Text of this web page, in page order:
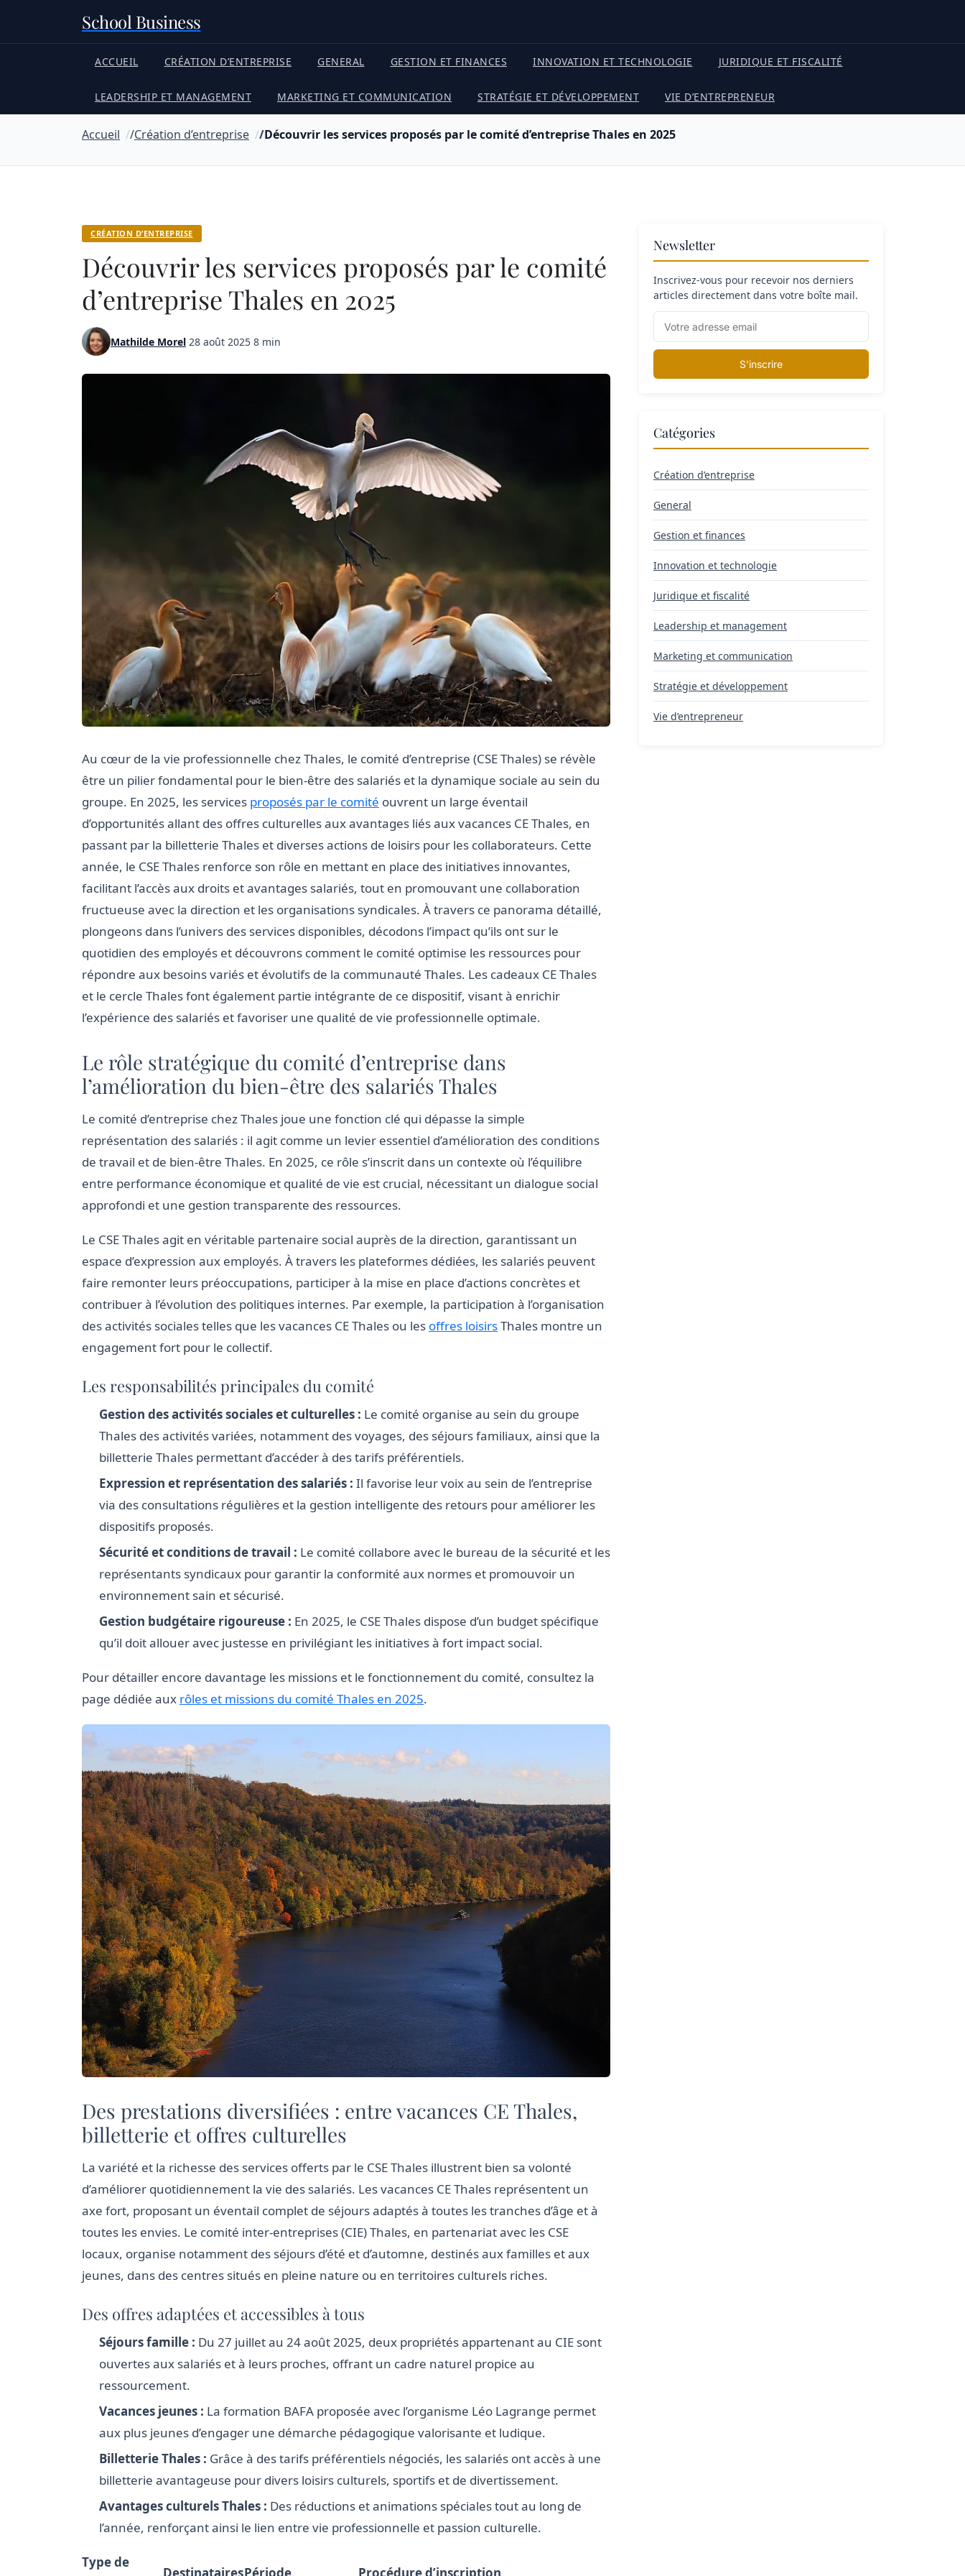
School Business
ACCUEIL CRÉATION D’ENTREPRISE GENERAL GESTION ET FINANCES INNOVATION ET TECHNOLOGIE JURIDIQUE ET FISCALITÉ
LEADERSHIP ET MANAGEMENT MARKETING ET COMMUNICATION STRATÉGIE ET DÉVELOPPEMENT VIE D’ENTREPRENEUR
Accueil Création d’entreprise Découvrir les services proposés par le comité d’entreprise Thales en 2025
CRÉATION D’ENTREPRISE
Découvrir les services proposés par le comité
d’entreprise Thales en 2025
Mathilde Morel 28 août 2025 8 min
Au cœur de la vie professionnelle chez Thales, le comité d’entreprise (CSE Thales) se révèle
être un pilier fondamental pour le bien-être des salariés et la dynamique sociale au sein du
groupe. En 2025, les services proposés par le comité ouvrent un large éventail
d’opportunités allant des offres culturelles aux avantages liés aux vacances CE Thales, en
passant par la billetterie Thales et diverses actions de loisirs pour les collaborateurs. Cette
année, le CSE Thales renforce son rôle en mettant en place des initiatives innovantes,
facilitant l’accès aux droits et avantages salariés, tout en promouvant une collaboration
fructueuse avec la direction et les organisations syndicales. À travers ce panorama détaillé,
plongeons dans l’univers des services disponibles, décodons l’impact qu’ils ont sur le
quotidien des employés et découvrons comment le comité optimise les ressources pour
répondre aux besoins variés et évolutifs de la communauté Thales. Les cadeaux CE Thales
et le cercle Thales font également partie intégrante de ce dispositif, visant à enrichir
l’expérience des salariés et favoriser une qualité de vie professionnelle optimale.
Le rôle stratégique du comité d’entreprise dans
l’amélioration du bien-être des salariés Thales
Le comité d’entreprise chez Thales joue une fonction clé qui dépasse la simple
représentation des salariés : il agit comme un levier essentiel d’amélioration des conditions
de travail et de bien-être Thales. En 2025, ce rôle s’inscrit dans un contexte où l’équilibre
entre performance économique et qualité de vie est crucial, nécessitant un dialogue social
approfondi et une gestion transparente des ressources.
Le CSE Thales agit en véritable partenaire social auprès de la direction, garantissant un
espace d’expression aux employés. À travers les plateformes dédiées, les salariés peuvent
faire remonter leurs préoccupations, participer à la mise en place d’actions concrètes et
contribuer à l’évolution des politiques internes. Par exemple, la participation à l’organisation
des activités sociales telles que les vacances CE Thales ou les offres loisirsThales montre un
engagement fort pour le collectif.
Les responsabilités principales du comité
Gestion des activités sociales et culturelles : Le comité organise au sein du groupe
Thales des activités variées, notamment des voyages, des séjours familiaux, ainsi que la
billetterie Thales permettant d’accéder à des tarifs préférentiels.
Expression et représentation des salariés : Il favorise leur voix au sein de l’entreprise
via des consultations régulières et la gestion intelligente des retours pour améliorer les
dispositifs proposés.
Sécurité et conditions de travail : Le comité collabore avec le bureau de la sécurité et les
représentants syndicaux pour garantir la conformité aux normes et promouvoir un
environnement sain et sécurisé.
Gestion budgétaire rigoureuse : En 2025, le CSE Thales dispose d’un budget spécifique
qu’il doit allouer avec justesse en privilégiant les initiatives à fort impact social.
Pour détailler encore davantage les missions et le fonctionnement du comité, consultez la
page dédiée aux rôles et missions du comité Thales en 2025.
Des prestations diversifiées : entre vacances CE Thales,
billetterie et offres culturelles
La variété et la richesse des services offerts par le CSE Thales illustrent bien sa volonté
d’améliorer quotidiennement la vie des salariés. Les vacances CE Thales représentent un
axe fort, proposant un éventail complet de séjours adaptés à toutes les tranches d’âge et à
toutes les envies. Le comité inter-entreprises (CIE) Thales, en partenariat avec les CSE
locaux, organise notamment des séjours d’été et d’automne, destinés aux familles et aux
jeunes, dans des centres situés en pleine nature ou en territoires culturels riches.
Des offres adaptées et accessibles à tous
Séjours famille : Du 27 juillet au 24 août 2025, deux propriétés appartenant au CIE sont
ouvertes aux salariés et à leurs proches, offrant un cadre naturel propice au
ressourcement.
Vacances jeunes : La formation BAFA proposée avec l’organisme Léo Lagrange permet
aux plus jeunes d’engager une démarche pédagogique valorisante et ludique.
Billetterie Thales : Grâce à des tarifs préférentiels négociés, les salariés ont accès à une
billetterie avantageuse pour divers loisirs culturels, sportifs et de divertissement.
Avantages culturels Thales : Des réductions et animations spéciales tout au long de
l’année, renforçant ainsi le lien entre vie professionnelle et passion culturelle.
Type de
DestinatairesPériode Procédure d’inscription
Newsletter
Inscrivez-vous pour recevoir nos derniers
articles directement dans votre boîte mail.
S'inscrire
Catégories
Création d’entreprise
General
Gestion et finances
Innovation et technologie
Juridique et fiscalité
Leadership et management
Marketing et communication
Stratégie et développement
Vie d’entrepreneur